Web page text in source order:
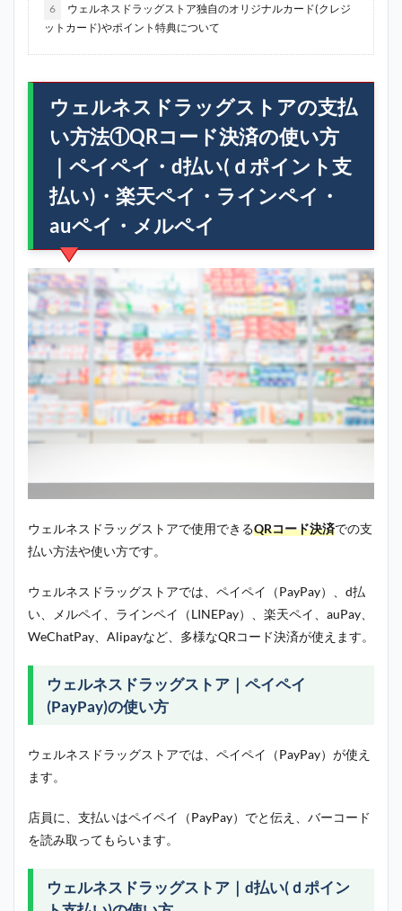
6
ウェルネスドラッグストア独自のオリジナルカード(クレジ
ットカード)やポイント特典について
ウェルネスドラッグストアの支払
い方法①QRコード決済の使い方
｜ペイペイ・d払い(ｄポイント支
払い)・楽天ペイ・ラインペイ・
auペイ・メルペイ
ウェルネスドラッグストアで使用できるQRコード決済での支
払い方法や使い方です。
ウェルネスドラッグストアでは、ペイペイ（PayPay）、d払
い、メルペイ、ラインペイ（LINEPay）、楽天ペイ、auPay、
WeChatPay、Alipayなど、多様なQRコード決済が使えます。
ウェルネスドラッグストア｜ペイペイ
(PayPay)の使い方
ウェルネスドラッグストアでは、ペイペイ（PayPay）が使え
ます。
店員に、支払いはペイペイ（PayPay）でと伝え、バーコード
を読み取ってもらいます。
ウェルネスドラッグストア｜d払い(ｄポイン